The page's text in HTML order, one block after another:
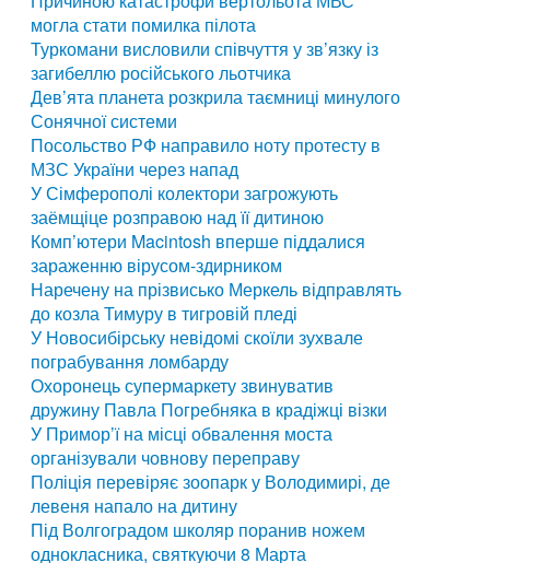
могла стати помилка пілота
Туркомани висловили співчуття у зв’язку із
загибеллю російського льотчика
Дев’ята планета розкрила таємниці минулого
Сонячної системи
Посольство РФ направило ноту протесту в
МЗС України через напад
У Сімферополі колектори загрожують
заёмщіце розправою над її дитиною
Комп’ютери Macintosh вперше піддалися
зараженню вірусом-здирником
Наречену на прізвисько Меркель відправлять
до козла Тимуру в тигровій пледі
У Новосибірську невідомі скоїли зухвале
пограбування ломбарду
Охоронець супермаркету звинуватив
дружину Павла Погребняка в крадіжці візки
У Примор’ї на місці обвалення моста
організували човнову переправу
Поліція перевіряє зоопарк у Володимирі, де
левеня напало на дитину
Під Волгоградом школяр поранив ножем
однокласника, святкуючи 8 Марта